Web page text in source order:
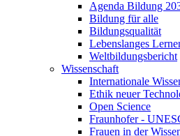
Agenda Bildung
Bildung für alle
Bildungsqualität
Lebenslanges
Weltbildungsbericht
Wissenschaft
Internationale
Ethik neuer
Open Science
Fraunhofer -
Frauen in der